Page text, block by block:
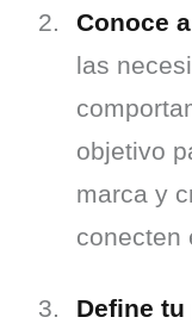
Conoce
las
objetivo
marca y
conecten
Define